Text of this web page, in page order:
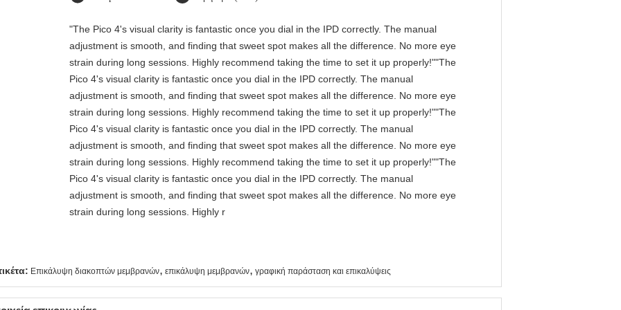
"The Pico 4's visual clarity is fantastic once you dial in the IPD correctly. The manual
adjustment is smooth, and finding that sweet spot makes all the difference. No more eye
strain during long sessions. Highly recommend taking the time to set it up properly!""The
Pico 4's visual clarity is fantastic once you dial in the IPD correctly. The manual
adjustment is smooth, and finding that sweet spot makes all the difference. No more eye
strain during long sessions. Highly recommend taking the time to set it up properly!""The
Pico 4's visual clarity is fantastic once you dial in the IPD correctly. The manual
adjustment is smooth, and finding that sweet spot makes all the difference. No more eye
strain during long sessions. Highly recommend taking the time to set it up properly!""The
Pico 4's visual clarity is fantastic once you dial in the IPD correctly. The manual
adjustment is smooth, and finding that sweet spot makes all the difference. No more eye
strain during long sessions. Highly r
Επικάλυψη διακοπτών μεμβρανών, επικάλυψη μεμβρανών, γραφική παράσταση και επικαλύψεις